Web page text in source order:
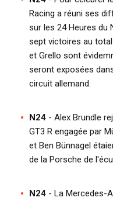
Racing a réuni ses
sur les 24 Heures du
sept victoires au
et Grello sont
seront exposées
circuit allemand.
N24 - Alex Brundle
GT3 R engagée par
et Ben Bünnagel
de la Porsche de
N24 - La Mercedes-